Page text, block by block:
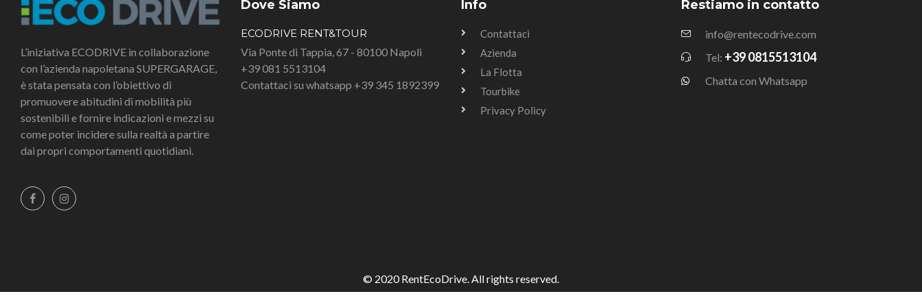
L’iniziativa ECODRIVE in collaborazione
con l’azienda napoletana SUPERGARAGE,
è stata pensata con l’obiettivo di
promuovere abitudini di mobilità più
sostenibili e fornire indicazioni e mezzi su
come poter incidere sulla realtà a partire
dai propri comportamenti quotidiani.
Dove Siamo
ECODRIVE RENT&TOUR
Via Ponte di Tappia, 67 - 80100 Napoli
+39 081 5513104
Contattaci su whatsapp +39 345 1892399
Info
Contattaci
Azienda
La Flotta
Tourbike
Privacy Policy
Restiamo in contatto
info@rentecodrive.com
Tel: +39 0815513104
Chatta con Whatsapp
© 2020 RentEcoDrive. All rights reserved.